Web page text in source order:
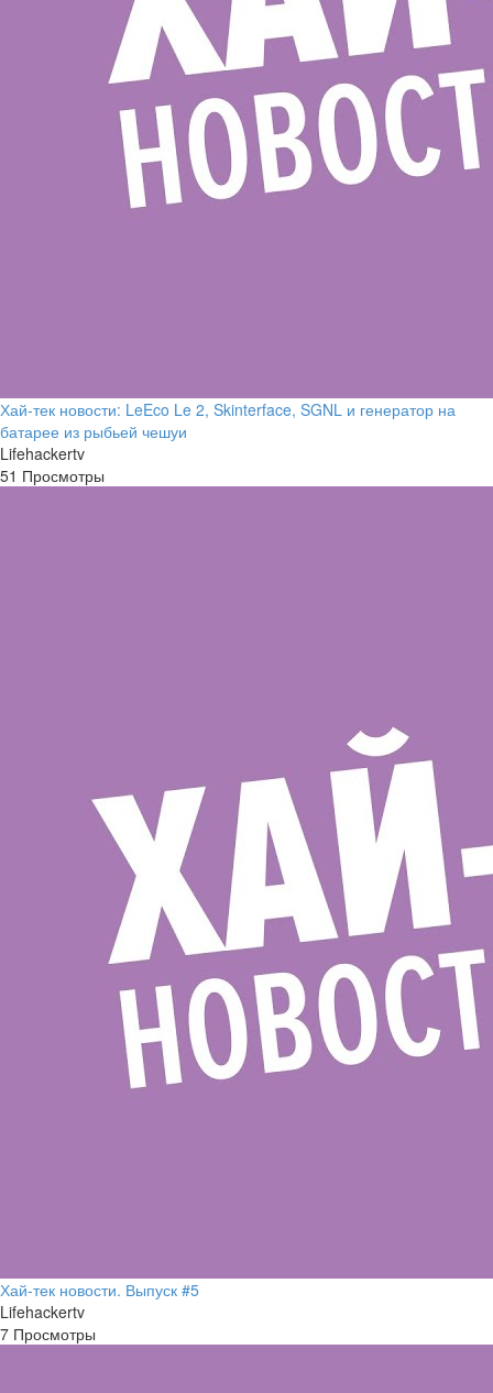
Хай-тек новости: LeEco Le 2, Skinterface, SGNL и генератор на
батарее из рыбьей чешуи
Lifehackertv
51 Просмотры
Хай-тек новости. Выпуск #5
Lifehackertv
7 Просмотры